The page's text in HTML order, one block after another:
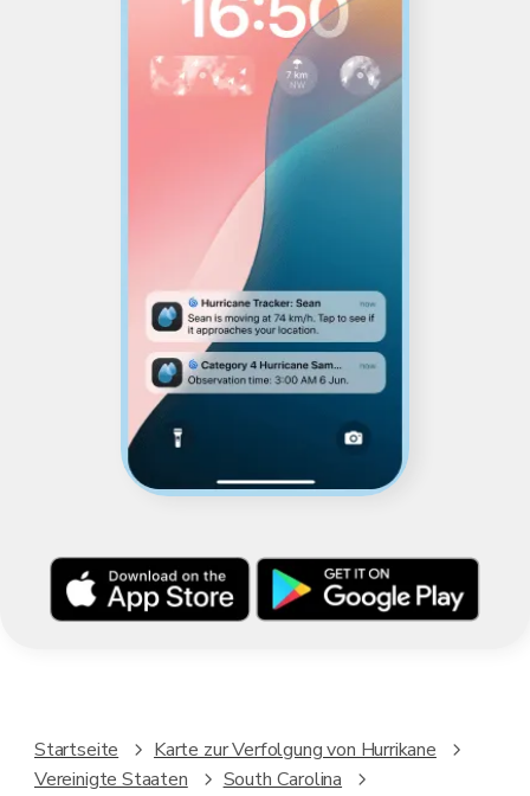
Startseite
Karte zur Verfolgung von Hurrikane
Vereinigte Staaten
South Carolina